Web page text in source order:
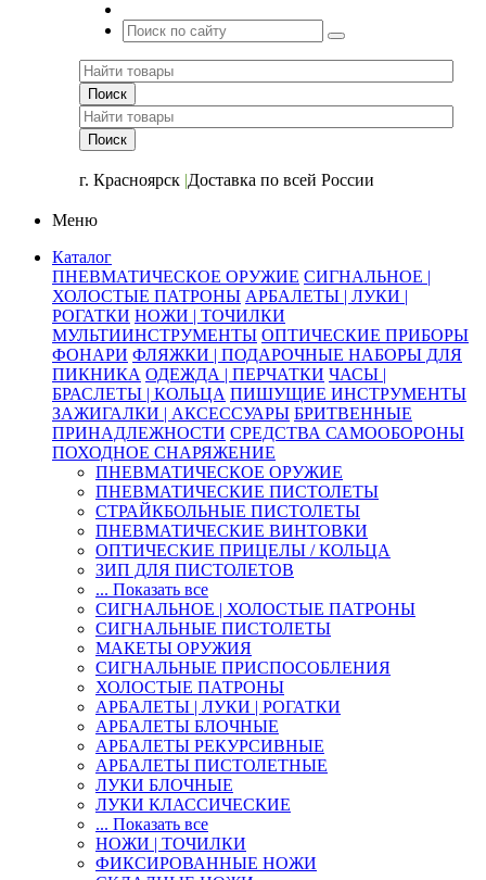
г. Красноярск |Доставка по всей России
Меню
Каталог
ПНЕВМАТИЧЕСКОЕ ОРУЖИЕ СИГНАЛЬНОЕ |
ХОЛОСТЫЕ ПАТРОНЫ АРБАЛЕТЫ | ЛУКИ |
РОГАТКИ НОЖИ | ТОЧИЛКИ
МУЛЬТИИНСТРУМЕНТЫ ОПТИЧЕСКИЕ ПРИБОРЫ
ФОНАРИ ФЛЯЖКИ | ПОДАРОЧНЫЕ НАБОРЫ ДЛЯ
ПИКНИКА ОДЕЖДА | ПЕРЧАТКИ ЧАСЫ |
БРАСЛЕТЫ | КОЛЬЦА ПИШУЩИЕ ИНСТРУМЕНТЫ
ЗАЖИГАЛКИ | АКСЕССУАРЫ БРИТВЕННЫЕ
ПРИНАДЛЕЖНОСТИ СРЕДСТВА САМООБОРОНЫ
ПОХОДНОЕ СНАРЯЖЕНИЕ
ПНЕВМАТИЧЕСКОЕ ОРУЖИЕ
ПНЕВМАТИЧЕСКИЕ ПИСТОЛЕТЫ
СТРАЙКБОЛЬНЫЕ ПИСТОЛЕТЫ
ПНЕВМАТИЧЕСКИЕ ВИНТОВКИ
ОПТИЧЕСКИЕ ПРИЦЕЛЫ / КОЛЬЦА
ЗИП ДЛЯ ПИСТОЛЕТОВ
... Показать все
СИГНАЛЬНОЕ | ХОЛОСТЫЕ ПАТРОНЫ
СИГНАЛЬНЫЕ ПИСТОЛЕТЫ
МАКЕТЫ ОРУЖИЯ
СИГНАЛЬНЫЕ ПРИСПОСОБЛЕНИЯ
ХОЛОСТЫЕ ПАТРОНЫ
АРБАЛЕТЫ | ЛУКИ | РОГАТКИ
АРБАЛЕТЫ БЛОЧНЫЕ
АРБАЛЕТЫ РЕКУРСИВНЫЕ
АРБАЛЕТЫ ПИСТОЛЕТНЫЕ
ЛУКИ БЛОЧНЫЕ
ЛУКИ КЛАССИЧЕСКИЕ
... Показать все
НОЖИ | ТОЧИЛКИ
ФИКСИРОВАННЫЕ НОЖИ